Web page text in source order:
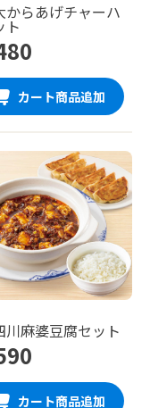
からあげチャーハ
ト
カート商品追加
川麻婆豆腐セット
カート商品追加